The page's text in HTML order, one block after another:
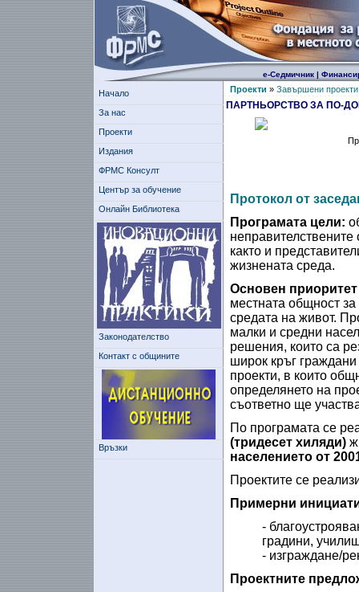
е-Седмичник|
Начало
За нас
Проекти
Издания
ФРМС Консулт
Център за обучение
Онлайн Библиотека
Законодателство
Контакт с общините
Връзки
Проекти » Завършени проекти
ПАРТНЬОРСТВО ЗА ПО-
Протокол от
Програмата цели:
неправителствените
както и
жизнената среда.
Основен
местната общност
средата на живот.
малки и средни
решения, които са
широк кръг
проекти, в които
определянето на
съответно ще
По програмата се
(тридесет хиляди)
населението от
Проектите се
Примерни
-
градини,
- изграждане/
Проектните